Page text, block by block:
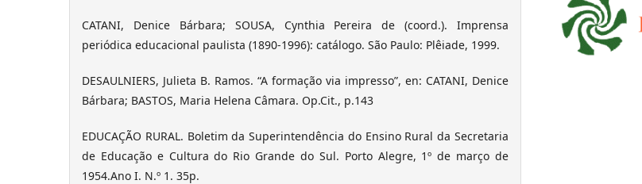
CATANI, Denice Bárbara; SOUSA, Cynthia Pereira de (coord.). Imprensa
periódica educacional paulista (1890-1996): catálogo. São Paulo: Plêiade, 1999.
DESAULNIERS, Julieta B. Ramos. “A formação via impresso”, en: CATANI, Denice
Bárbara; BASTOS, Maria Helena Câmara. Op.Cit., p.143
EDUCAÇÃO RURAL. Boletim da Superintendência do Ensino Rural da Secretaria
de Educação e Cultura do Rio Grande do Sul. Porto Alegre, 1º de março de
1954.Ano I. N.º 1. 35p.